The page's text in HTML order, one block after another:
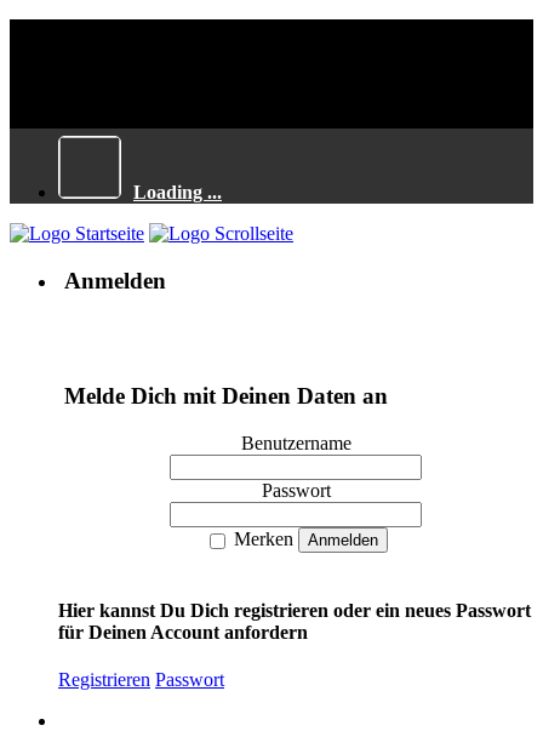
Loading ...
Anmelden
Melde Dich mit Deinen Daten an
Benutzername
Passwort
Merken
Hier kannst Du Dich registrieren oder ein neues Passwort
für Deinen Account anfordern
Registrieren Passwort